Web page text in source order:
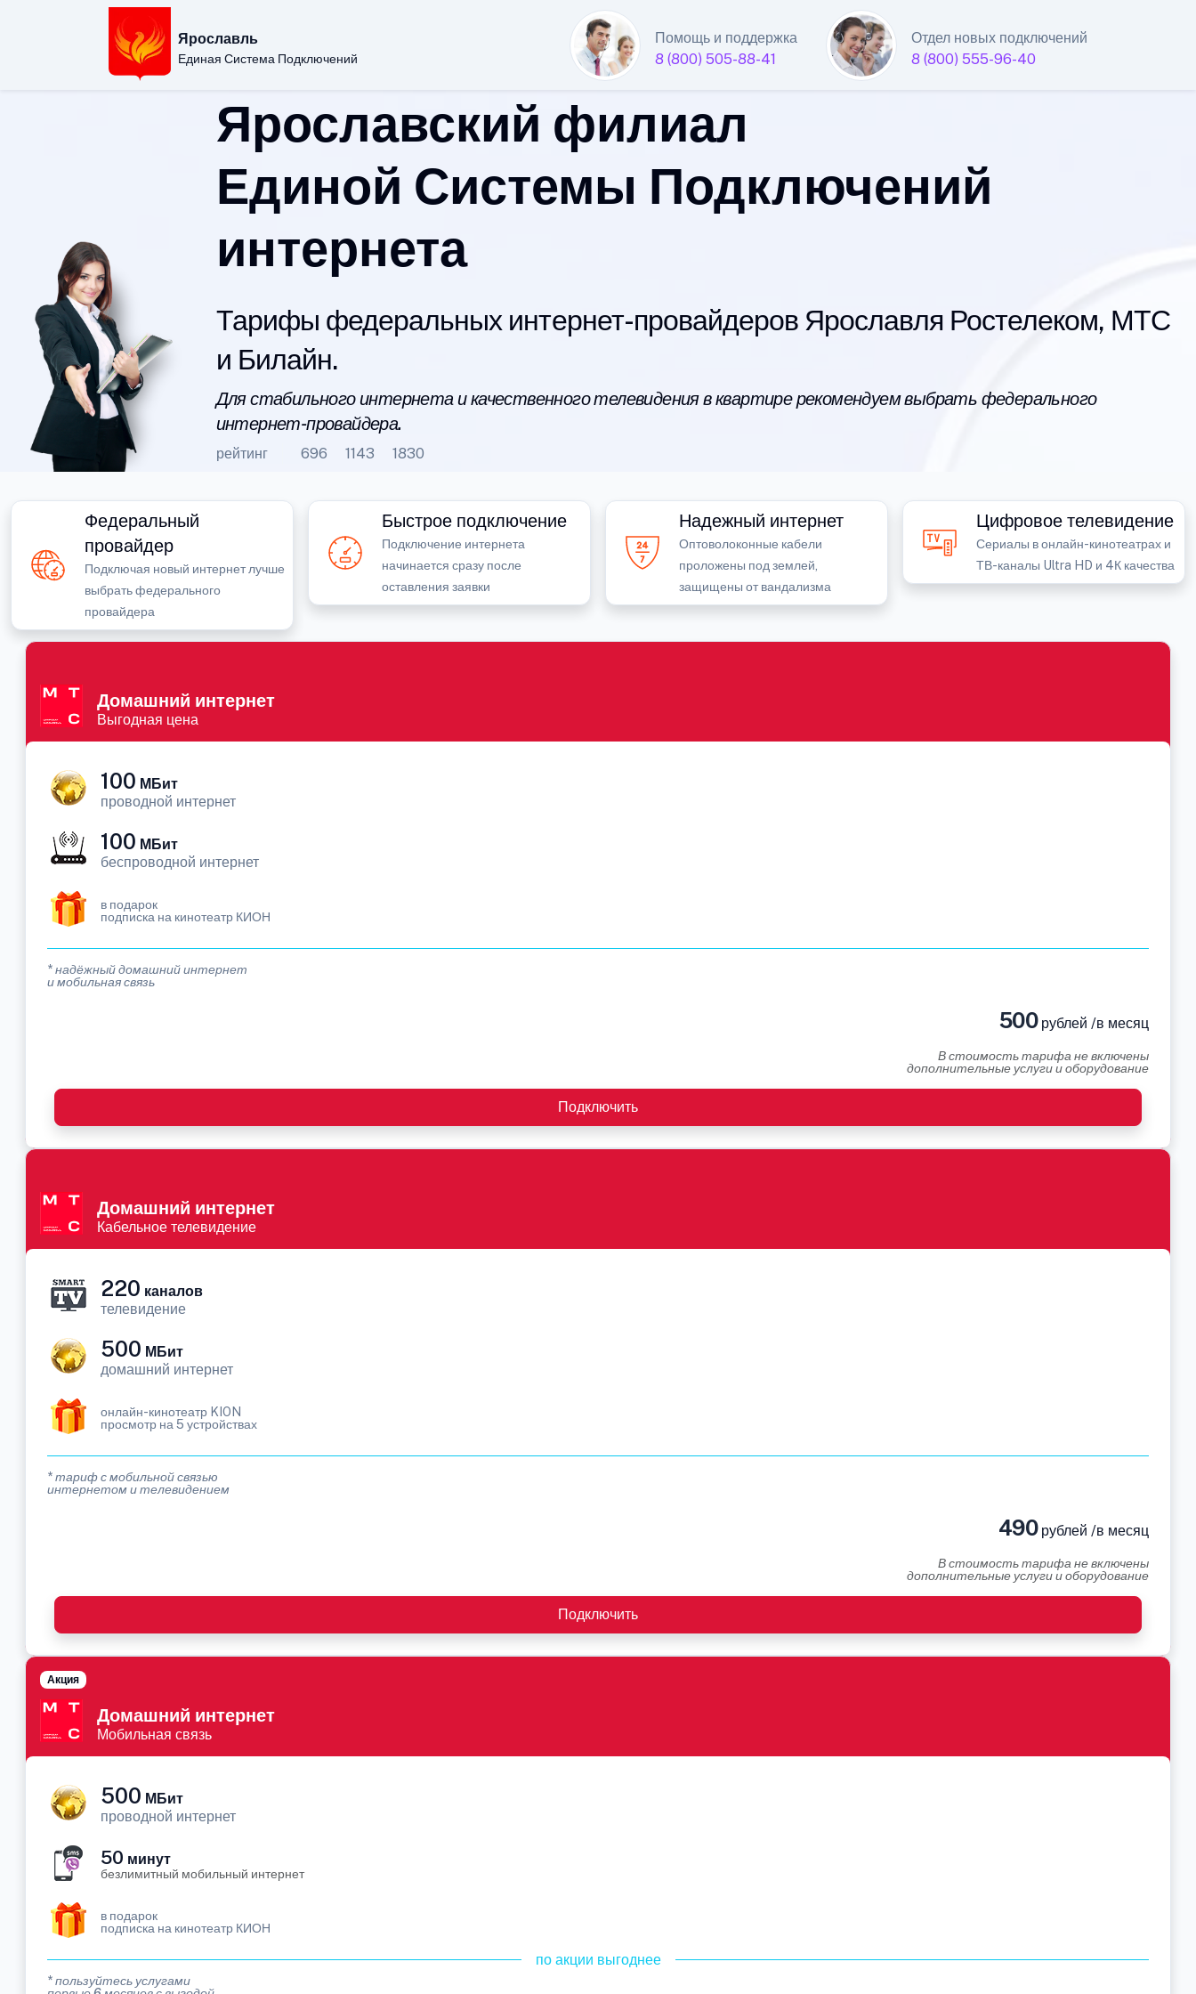
Ярославль
Единая Система Подключений
Помощь и поддержка
8 (800) 505-88-41
Отдел новых подключений
8 (800) 555-96-40
Ярославский филиал
Единой Системы Подключений
интернета
Тарифы федеральных интернет-провайдеров Ярославля Ростелеком, МТС
и Билайн.
Для стабильного интернета и качественного телевидения в квартире рекомендуем выбрать федерального
интернет-провайдера.
рейтинг 696 1143 1830
Федеральный
провайдер
Подключая новый интернет лучше
выбрать федерального
провайдера
Быстрое подключение
Подключение интернета
начинается сразу после
оставления заявки
Надежный интернет
Оптоволоконные кабели
проложены под землей,
защищены от вандализма
Цифровое телевидение
Сериалы в онлайн-кинотеатрах и
ТВ-каналы Ultra HD и 4К качества
Домашний интернет
Выгодная цена
100 МБит
проводной интернет
100 МБит
беспроводной интернет
в подарок
подписка на кинотеатр КИОН
* надёжный домашний интернет
и мобильная связь
500рублей /в месяц
В стоимость тарифа не включены
дополнительные услуги и оборудование
Подключить
Домашний интернет
Кабельное телевидение
220 каналов
телевидение
500 МБит
домашний интернет
онлайн-кинотеатр KION
просмотр на 5 устройствах
* тариф с мобильной связью
интернетом и телевидением
490рублей /в месяц
В стоимость тарифа не включены
дополнительные услуги и оборудование
Подключить
Домашний интернет
Мобильная связь
Акция
500 МБит
проводной интернет
50 минут
безлимитный мобильный интернет
в подарок
подписка на кинотеатр КИОН
по акции выгоднее
* пользуйтесь услугами